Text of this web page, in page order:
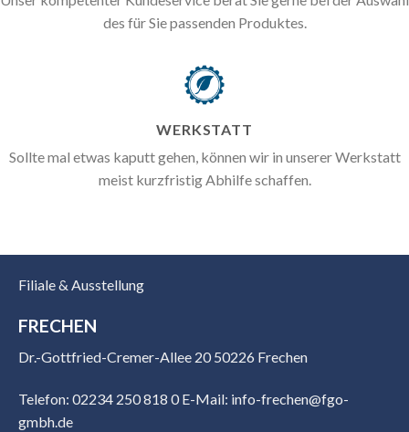
des für Sie passenden Produktes.
WERKSTATT
Sollte mal etwas kaputt gehen, können wir in unserer Werkstatt
meist kurzfristig Abhilfe schaffen.
Filiale & Ausstellung
FRECHEN
Dr.-Gottfried-Cremer-Allee 20 50226 Frechen
Telefon: 02234 250 818 0 E-Mail: info-frechen@fgo-
gmbh.de